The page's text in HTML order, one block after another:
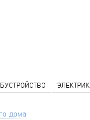
дома